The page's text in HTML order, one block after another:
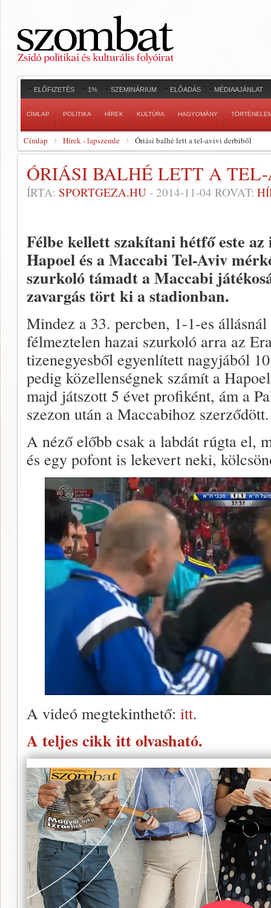
ELŐFIZETÉS 1% SZEMINÁRIUM ELŐADÁS MÉDIAAJÁNLAT
CÍMLAP POLITIKA HÍREK KULTÚRA HAGYOMÁNY
Címlap Hírek - lapszemle Óriási balhé lett a tel-avivi derbiből
ÓRIÁSI BALHÉ LETT A
ÍRTA: SPORTGEZA.HU - 2014-11-04 ROVAT:
Félbe kellett szakítani hétfő este
Hapoel és a Maccabi Tel-Aviv
szurkoló támadt a Maccabi
zavargás tört ki a stadionban.
Mindez a 33. percben, 1-1-es
félmeztelen hazai szurkoló arra az
tizenegyesből egyenlített nagyjából
pedig közellenségnek számít a
majd játszott 5 évet profiként, ám a
szezon után a Maccabihoz szerződött.
A néző előbb csak a labdát rúgta el,
és egy pofont is lekevert neki,
A videó megtekinthető: itt.
A teljes cikk itt olvasható.